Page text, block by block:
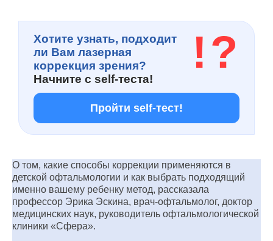
Хотите узнать, подходит
ли Вам лазерная
коррекция зрения?
Начните с self-теста!
!?
Пройти self-тест!
О том, какие способы коррекции применяются в
детской офтальмологии и как выбрать подходящий
именно вашему ребенку метод, рассказала
профессор Эрика Эскина, врач-офтальмолог, доктор
медицинских наук, руководитель офтальмологической
клиники «Сфера».